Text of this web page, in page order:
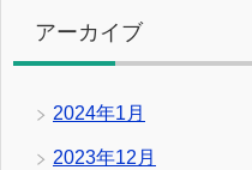
アーカイブ
2024年1月
2023年12月